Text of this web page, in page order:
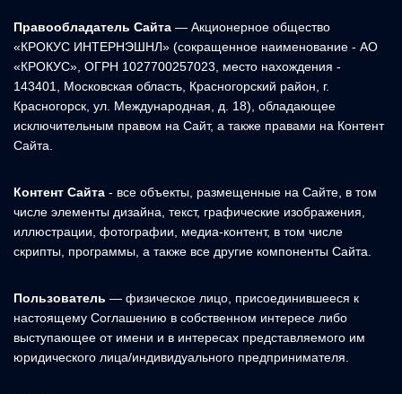
Правообладатель Сайта — Акционерное общество
«КРОКУС ИНТЕРНЭШНЛ» (сокращенное наименование - АО
«КРОКУС», ОГРН 1027700257023, место нахождения -
143401, Московская область, Красногорский район, г.
Красногорск, ул. Международная, д. 18), обладающее
исключительным правом на Сайт, а также правами на Контент
Сайта.
Контент Сайта - все объекты, размещенные на Сайте, в том
числе элементы дизайна, текст, графические изображения,
иллюстрации, фотографии, медиа-контент, в том числе
скрипты, программы, а также все другие компоненты Сайта.
Пользователь — физическое лицо, присоединившееся к
настоящему Соглашению в собственном интересе либо
выступающее от имени и в интересах представляемого им
юридического лица/индивидуального предпринимателя.